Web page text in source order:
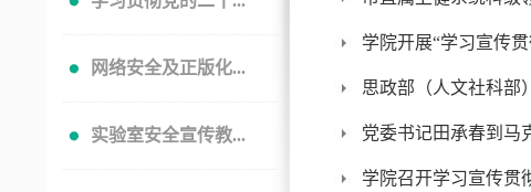
网络安全及正版化...
实验室安全宣传教...
学院开展“学习宣传
思政部（人文社科部
党委书记田承春到马
学院召开学习宣传贯